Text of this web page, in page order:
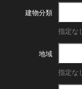
建物分類
指定な
地域
指定な